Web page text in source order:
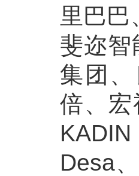
里巴巴
斐迩智
集团
倍、宏
Desa